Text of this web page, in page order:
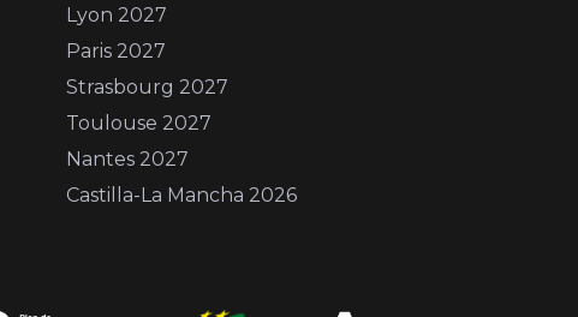
Lyon 2027
Paris 2027
Strasbourg 2027
Toulouse 2027
Nantes 2027
Castilla-La Mancha 2026